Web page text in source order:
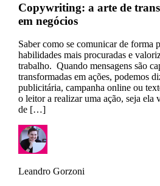
Copywriting: a arte de
em negócios
Saber como se comunicar de forma
habilidades mais procuradas e
trabalho. Quando mensagens são
transformadas em ações, podemos
publicitária, campanha online ou
o leitor a realizar uma ação, seja ela
de […]
Leandro Gorzoni